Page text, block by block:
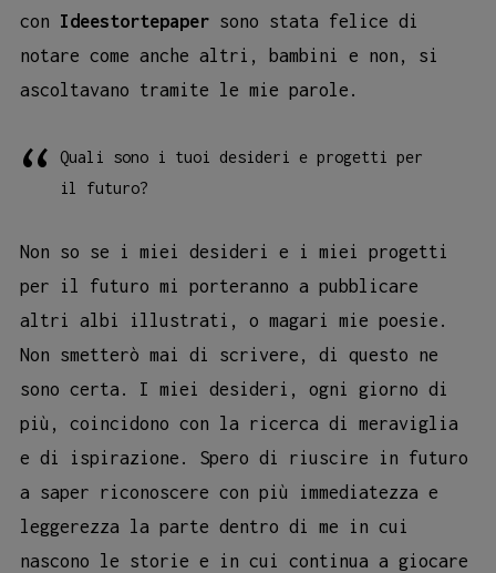
con Ideestortepaper sono stata felice di
notare come anche altri, bambini e non, si
ascoltavano tramite le mie parole.
Quali sono i tuoi desideri e progetti per
il futuro?
Non so se i miei desideri e i miei progetti
per il futuro mi porteranno a pubblicare
altri albi illustrati, o magari mie poesie.
Non smetterò mai di scrivere, di questo ne
sono certa. I miei desideri, ogni giorno di
più, coincidono con la ricerca di meraviglia
e di ispirazione. Spero di riuscire in futuro
a saper riconoscere con più immediatezza e
leggerezza la parte dentro di me in cui
nascono le storie e in cui continua a giocare